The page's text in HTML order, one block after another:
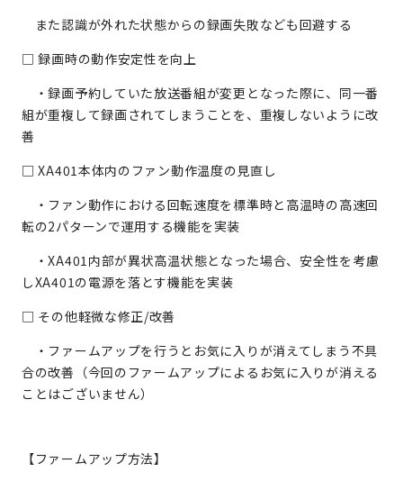
また認識が外れた状態からの録画失敗なども回避する
□ 録画時の動作安定性を向上
・録画予約していた放送番組が変更となった際に、同一番
組が重複して録画されてしまうことを、重複しないように改
善
□ XA401本体内のファン動作温度の見直し
・ファン動作における回転速度を標準時と高温時の高速回
転の2パターンで運用する機能を実装
・XA401内部が異状高温状態となった場合、安全性を考慮
しXA401の電源を落とす機能を実装
□ その他軽微な修正/改善
・ファームアップを行うとお気に入りが消えてしまう不具
合の改善（今回のファームアップによるお気に入りが消える
ことはございません）
【ファームアップ方法】